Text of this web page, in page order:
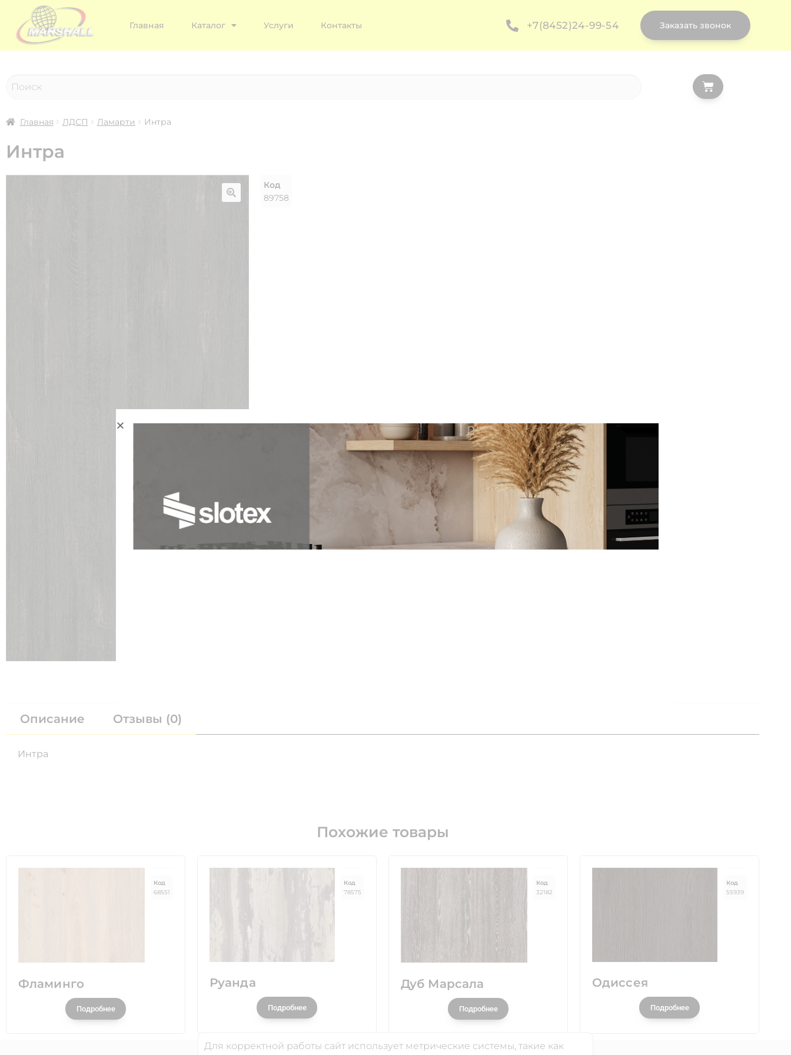
Главная Каталог Услуги Контакты +7(8452)24-99-54 Заказать звонок
Главная ЛДСП Ламарти Интра
Интра
Код
89758
Описание Отзывы (0)
Интра
Похожие товары
Код
68551
Фламинго
Подробнее
Код
78575
Руанда
Подробнее
Код
32182
Дуб Марсала
Подробнее
Код
55939
Одиссея
Подробнее
Для корректной работы сайт использует метрические системы, такие как